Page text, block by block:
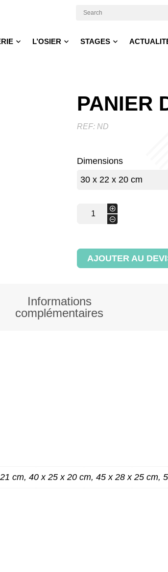
L’OSIER STAGES
PANIER
REF: ND
Dimensions
-
+
AJOUTER AU
Informations
complémentaires
cm, 40 x 25 x 20 cm, 45 x 28 x 25 cm,